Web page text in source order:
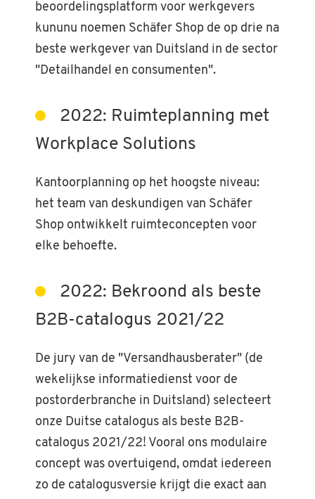
beoordelingsplatform voor werkgevers
kununu noemen Schäfer Shop de op drie na
beste werkgever van Duitsland in de sector
"Detailhandel en consumenten".
2022: Ruimteplanning met
Workplace Solutions
Kantoorplanning op het hoogste niveau:
het team van deskundigen van Schäfer
Shop ontwikkelt ruimteconcepten voor
elke behoefte.
2022: Bekroond als beste
B2B-catalogus 2021/22
De jury van de "Versandhausberater" (de
wekelijkse informatiedienst voor de
postorderbranche in Duitsland) selecteert
onze Duitse catalogus als beste B2B-
catalogus 2021/22! Vooral ons modulaire
concept was overtuigend, omdat iedereen
zo de catalogusversie krijgt die exact aan